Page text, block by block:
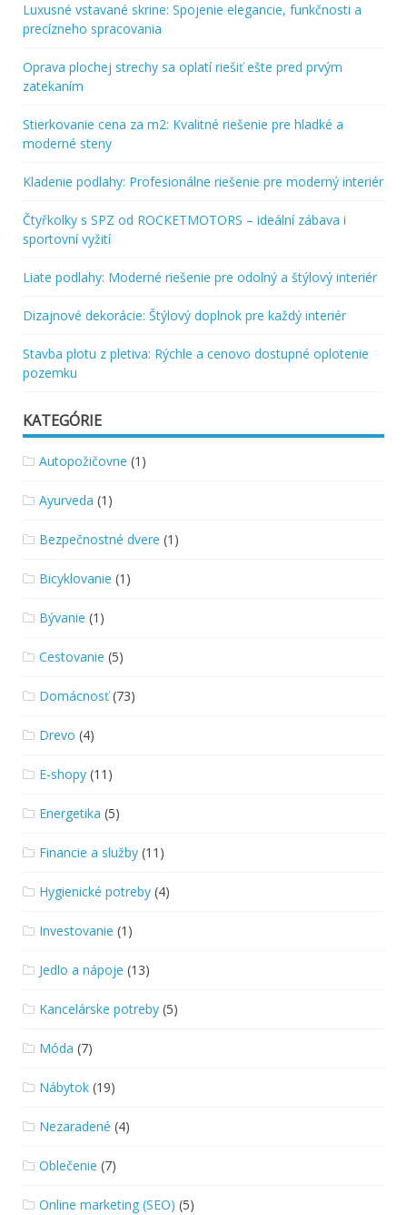
Luxusné vstavané skrine: Spojenie elegancie, funkčnosti a
precízneho spracovania
Oprava plochej strechy sa oplatí riešiť ešte pred prvým
zatekaním
Stierkovanie cena za m2: Kvalitné riešenie pre hladké a
moderné steny
Kladenie podlahy: Profesionálne riešenie pre moderný interiér
Čtyřkolky s SPZ od ROCKETMOTORS – ideální zábava i
sportovní vyžití
Liate podlahy: Moderné riešenie pre odolný a štýlový interiér
Dizajnové dekorácie: Štýlový doplnok pre každý interiér
Stavba plotu z pletiva: Rýchle a cenovo dostupné oplotenie
pozemku
KATEGÓRIE
Autopožičovne (1)
Ayurveda (1)
Bezpečnostné dvere (1)
Bicyklovanie (1)
Bývanie (1)
Cestovanie (5)
Domácnosť(73)
Drevo (4)
E-shopy (11)
Energetika (5)
Financie a služby (11)
Hygienické potreby (4)
Investovanie (1)
Jedlo a nápoje (13)
Kancelárske potreby (5)
Móda (7)
Nábytok (19)
Nezaradené (4)
Oblečenie (7)
Online marketing (SEO) (5)